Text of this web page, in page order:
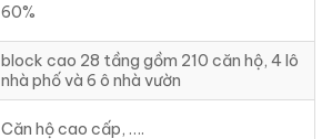
60%
block cao 28 tầng gồm 210 căn hộ, 4 lô
nhà phố và 6 ô nhà vườn
Căn hộ cao cấp, ….